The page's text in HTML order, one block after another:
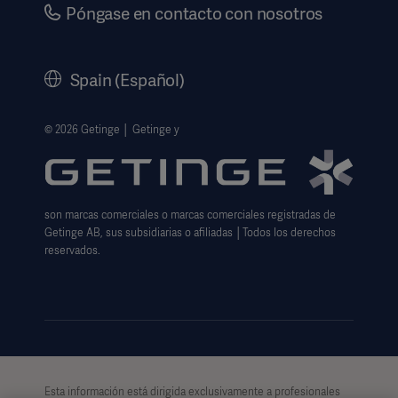
Carrera
Política de privacidad del sitio web
Exención de responsabilidad de uso del sitio web
Aviso sobre las cookies
Formulario de solicitud de datos
Póngase en contacto con nosotros
Spain (Español)
© 2026 Getinge │ Getinge y
son marcas comerciales o marcas comerciales registradas de
Getinge AB, sus subsidiarias o afiliadas │Todos los derechos
reservados.
Esta información está dirigida exclusivamente a profesionales